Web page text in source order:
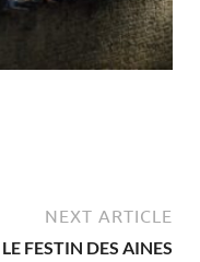
NEXT ARTICLE
LE FESTIN DES AINES